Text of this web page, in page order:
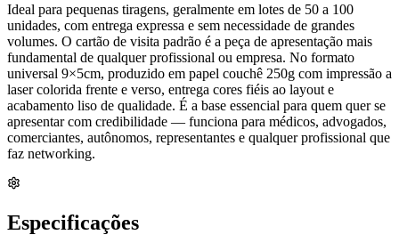
Ideal para pequenas tiragens, geralmente em lotes de 50 a 100
unidades, com entrega expressa e sem necessidade de grandes
volumes. O cartão de visita padrão é a peça de apresentação mais
fundamental de qualquer profissional ou empresa. No formato
universal 9×5cm, produzido em papel couchê 250g com impressão a
laser colorida frente e verso, entrega cores fiéis ao layout e
acabamento liso de qualidade. É a base essencial para quem quer se
apresentar com credibilidade — funciona para médicos, advogados,
comerciantes, autônomos, representantes e qualquer profissional que
faz networking.
Especificações